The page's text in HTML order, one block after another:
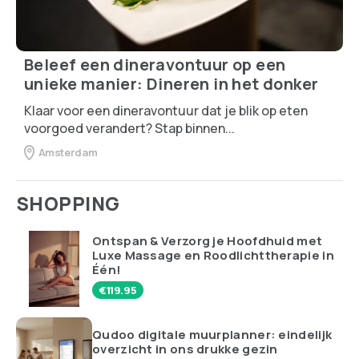
Beleef een dineravontuur op een
unieke manier: Dineren in het donker
Klaar voor een dineravontuur dat je blik op eten
voorgoed verandert? Stap binnen...
Amsterdam
SHOPPING
Ontspan & Verzorg je Hoofdhuid met
Luxe Massage en Roodlichttherapie in
Één!
€119.95
Qudoo digitale muurplanner: eindelijk
overzicht in ons drukke gezin